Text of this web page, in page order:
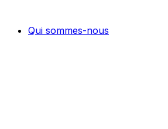
Qui sommes-nous